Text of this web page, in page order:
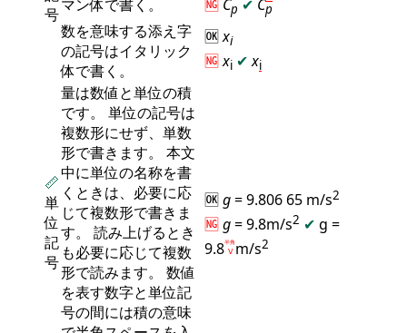
号マン体で書く。
🆖 Cp ✔ Cp
数を意味する添え字
の記号はイタリック
体で書く。
🆗xi
🆖xi ✔ xi
📏
単
位
記
号
量は数値と単位の積
です。 単位の記号は
複数形にせず、単数
形で書きます。 本文
中に単位の名称を書
くときは、必要に応
じて複数形で書きま
す。 読み上げるとき
も必要に応じて複数
形で読みます。 数値
を表す数字と単位記
号の間には積の意味
🆗g= 9.806 65 m/s2
🆖g= 9.8m/s2 ✔ g =
9.8 Ⅴ
半角 m/s2